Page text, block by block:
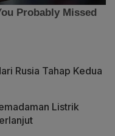
Rusia Tahap Kedua
Listrik